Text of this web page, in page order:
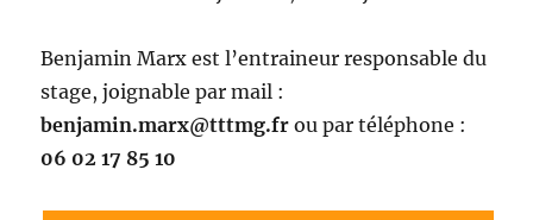
Benjamin Marx est l’entraineur responsable du
stage, joignable par mail :
benjamin.marx@tttmg.fr ou par téléphone :
06 02 17 85 10